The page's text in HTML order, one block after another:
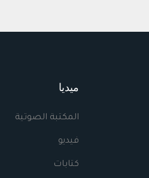
ميديا
المكتبة الصوتية
فيديو
كتابات